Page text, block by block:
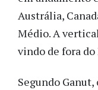
Austrália,
Médio. A
vindo de fora do
Segundo